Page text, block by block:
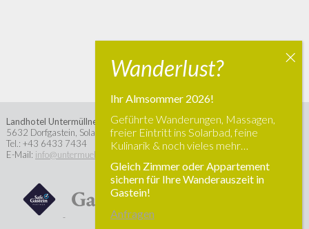
folge uns
Landhotel Untermüllnergut
5632 Dorfgastein Solarbadstraße 31
Tel.: +43 6433 7434
E-Mail: info@untermuellnergut.at
Ihr Almsommer 2026!
Geführte Wanderungen, Massagen,
freier Eintritt ins Solarbad, feine
Kulinarik & noch vieles mehr…
Gleich Zimmer oder Appartement
sichern für Ihre Wanderauszeit in
Gastein!
Anfragen